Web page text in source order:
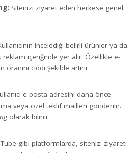
Sitenizi ziyaret eden herkese genel
incelediği belirli ürünler ya da
içeriğinde yer alır. Özellikle e-
ciddi şekilde artırır.
e-posta adresini daha önce
veya özel teklif mailleri gönderilir.
olarak bilinir.
gibi platformlarda, sitenizi ziyaret